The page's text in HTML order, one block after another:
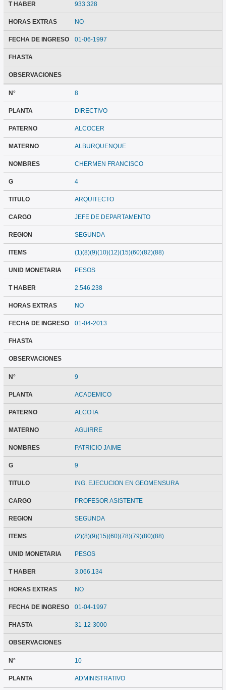
T HABER 933.328
HORAS EXTRAS NO
FECHA DE INGRESO 01-06-1997
FHASTA
OBSERVACIONES
N° 8
PLANTA DIRECTIVO
PATERNO ALCOCER
MATERNO ALBURQUENQUE
NOMBRES CHERMEN FRANCISCO
G 4
TITULO ARQUITECTO
CARGO JEFE DE DEPARTAMENTO
REGION SEGUNDA
ITEMS (1)(8)(9)(10)(12)(15)(60)(82)(88)
UNID MONETARIA PESOS
T HABER 2.546.238
HORAS EXTRAS NO
FECHA DE INGRESO 01-04-2013
FHASTA
OBSERVACIONES
N° 9
PLANTA ACADEMICO
PATERNO ALCOTA
MATERNO AGUIRRE
NOMBRES PATRICIO JAIME
G 9
TITULO ING. EJECUCION EN GEOMENSURA
CARGO PROFESOR ASISTENTE
REGION SEGUNDA
ITEMS (2)(8)(9)(15)(60)(78)(79)(80)(88)
UNID MONETARIA PESOS
T HABER 3.066.134
HORAS EXTRAS NO
FECHA DE INGRESO 01-04-1997
FHASTA 31-12-3000
OBSERVACIONES
N° 10
PLANTA ADMINISTRATIVO